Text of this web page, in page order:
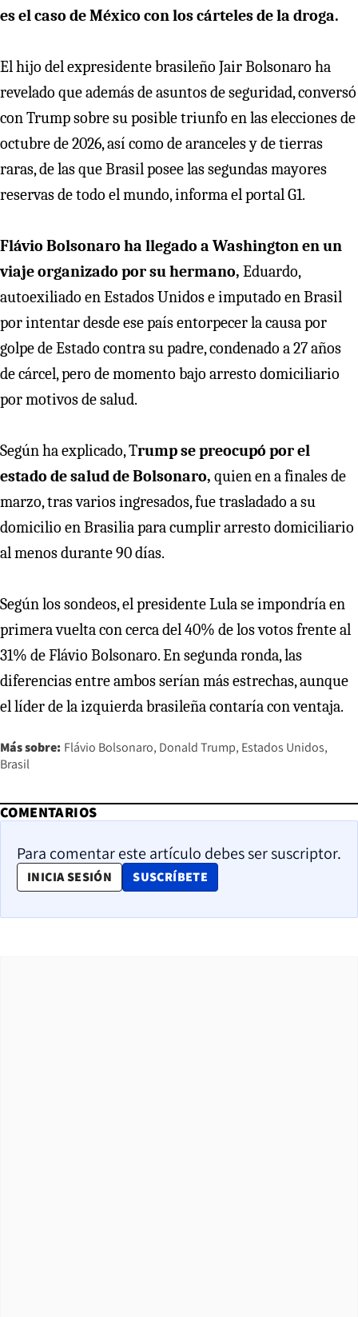
es el caso de México con los cárteles de la droga.
El hijo del expresidente brasileño Jair Bolsonaro ha
revelado que además de asuntos de seguridad, conversó
con Trump sobre su posible triunfo en las elecciones de
octubre de 2026, así como de aranceles y de tierras
raras, de las que Brasil posee las segundas mayores
reservas de todo el mundo, informa el portal G1.
Flávio Bolsonaro ha llegado a Washington en un
viaje organizado por su hermano, Eduardo,
autoexiliado en Estados Unidos e imputado en Brasil
por intentar desde ese país entorpecer la causa por
golpe de Estado contra su padre, condenado a 27 años
de cárcel, pero de momento bajo arresto domiciliario
por motivos de salud.
Según ha explicado, Trump se preocupó por el
estado de salud de Bolsonaro, quien en a finales de
marzo, tras varios ingresados, fue trasladado a su
domicilio en Brasilia para cumplir arresto domiciliario
al menos durante 90 días.
Según los sondeos, el presidente Lula se impondría en
primera vuelta con cerca del 40% de los votos frente al
31% de Flávio Bolsonaro. En segunda ronda, las
diferencias entre ambos serían más estrechas, aunque
el líder de la izquierda brasileña contaría con ventaja.
Más sobre: Flávio Bolsonaro Donald Trump Estados Unidos
Brasil
COMENTARIOS
Para comentar este artículo debes ser suscriptor.
INICIA SESIÓN SUSCRÍBETE
OPENS IN NEW WINDOW